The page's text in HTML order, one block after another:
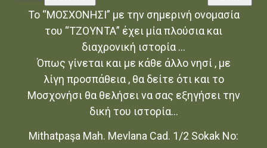
Το “ΜΟΣΧΟΝΗΣΙ” με την σημερινή ονομασία
του “ΤΖΟΥΝΤΑ” έχει μία πλούσια και
διαχρονική ιστορία …
Όπως γίνεται και με κάθε άλλο νησί , με
λίγη προσπάθεια , θα δείτε ότι και το
Μοσχονήσι θα θελήσει να σας εξηγήσει την
δική του ιστορία…
Mithatpaşa Mah. Mevlana Cad. 1/2 Sokak No: